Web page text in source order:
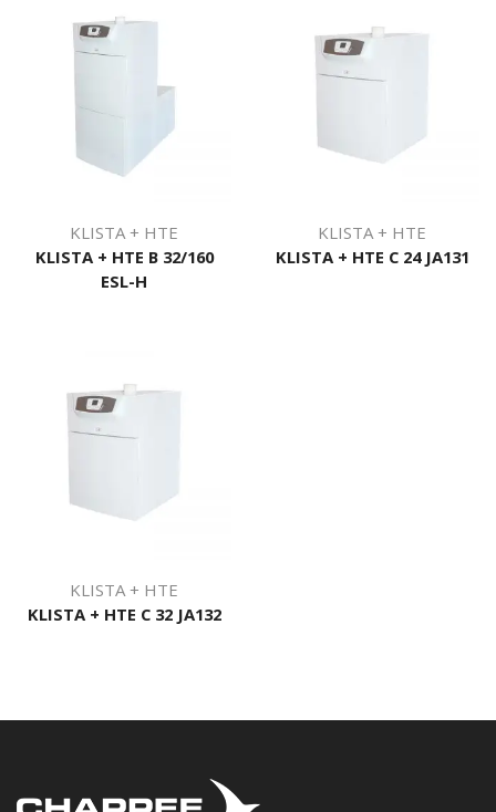
KLISTA + HTE
KLISTA + HTE B 32/160
ESL-H
KLISTA + HTE
KLISTA + HTE C 24 JA131
KLISTA + HTE
KLISTA + HTE C 32 JA132